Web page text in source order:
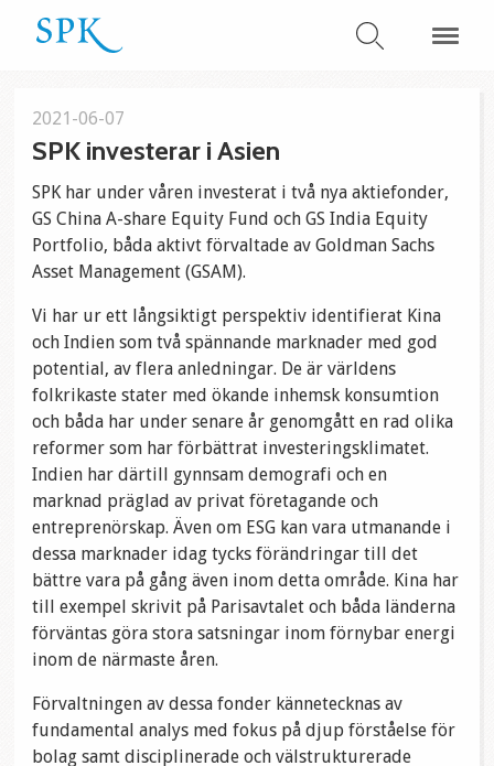
2021-06-07
SPK investerar i Asien
SPK har under våren investerat i två nya aktiefonder,
GS China A-share Equity Fund och GS India Equity
Portfolio, båda aktivt förvaltade av Goldman Sachs
Asset Management (GSAM).
Vi har ur ett långsiktigt perspektiv identifierat Kina
och Indien som två spännande marknader med god
potential, av flera anledningar. De är världens
folkrikaste stater med ökande inhemsk konsumtion
och båda har under senare år genomgått en rad olika
reformer som har förbättrat investeringsklimatet.
Indien har därtill gynnsam demografi och en
marknad präglad av privat företagande och
entreprenörskap. Även om ESG kan vara utmanande i
dessa marknader idag tycks förändringar till det
bättre vara på gång även inom detta område. Kina har
till exempel skrivit på Parisavtalet och båda länderna
förväntas göra stora satsningar inom förnybar energi
inom de närmaste åren.
Förvaltningen av dessa fonder kännetecknas av
fundamental analys med fokus på djup förståelse för
bolag samt disciplinerade och välstrukturerade